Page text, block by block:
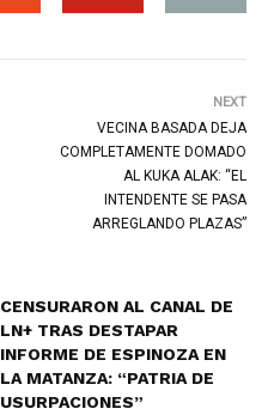
NEXT
VECINA BASADA DEJA
COMPLETAMENTE DOMADO
AL KUKA ALAK: “EL
INTENDENTE SE PASA
ARREGLANDO PLAZAS”
CENSURARON AL CANAL DE
LN+ TRAS DESTAPAR
INFORME DE ESPINOZA EN
LA MATANZA: “PATRIA DE
USURPACIONES”